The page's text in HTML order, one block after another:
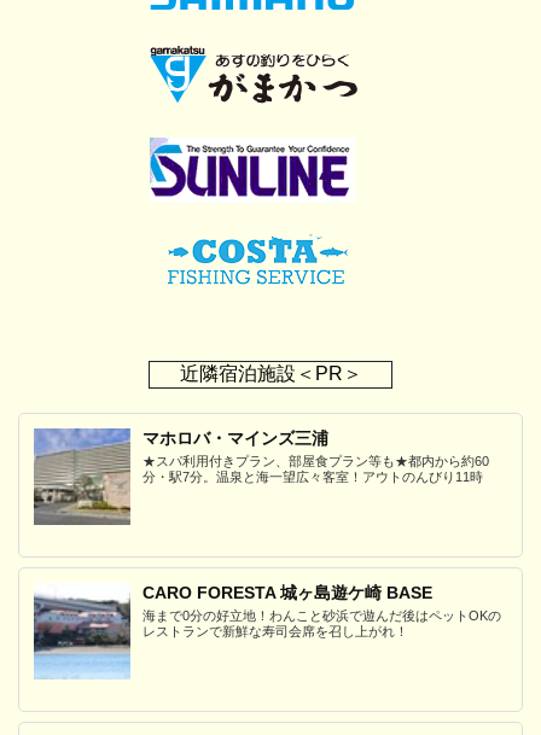
近隣宿泊施設＜PR＞
マホロバ・マインズ三浦
★スパ利用付きプラン、部屋食プラン等も★都内から約60
分・駅7分。温泉と海一望広々客室！アウトのんびり11時
CARO FORESTA 城ヶ島遊ケ崎 BASE
海まで0分の好立地！わんこと砂浜で遊んだ後はペットOKの
レストランで新鮮な寿司会席を召し上がれ！